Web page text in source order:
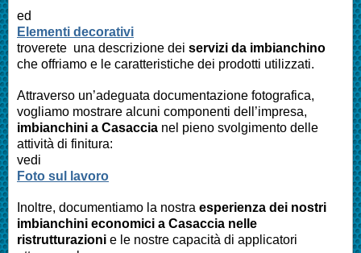
ed
Elementi decorativi
troverete una descrizione dei servizi da imbianchino
che offriamo e le caratteristiche dei prodotti utilizzati.
Attraverso un’adeguata documentazione fotografica,
vogliamo mostrare alcuni componenti dell’impresa,
imbianchini a Casaccia nel pieno svolgimento delle
attività di finitura:
vedi
Foto sul lavoro
Inoltre, documentiamo la nostra esperienza dei nostri
imbianchini economici a Casaccia nelle
ristrutturazioni e le nostre capacità di applicatori